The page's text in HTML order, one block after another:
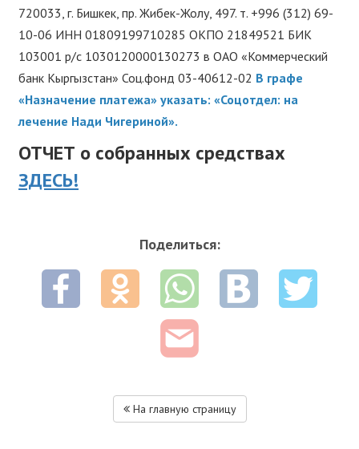
720033, г. Бишкек, пр. Жибек-Жолу, 497. т. +996 (312) 69-
10-06 ИНН 01809199710285 ОКПО 21849521 БИК
103001 р/с 1030120000130273 в ОАО «Коммерческий
банк Кыргызстан» Соц.фонд 03-40612-02 В графе
«Назначение платежа» указать: «Соцотдел: на
лечение Нади Чигериной».
ОТЧЕТ о собранных средствах
ЗДЕСЬ!
Поделиться:
На главную страницу